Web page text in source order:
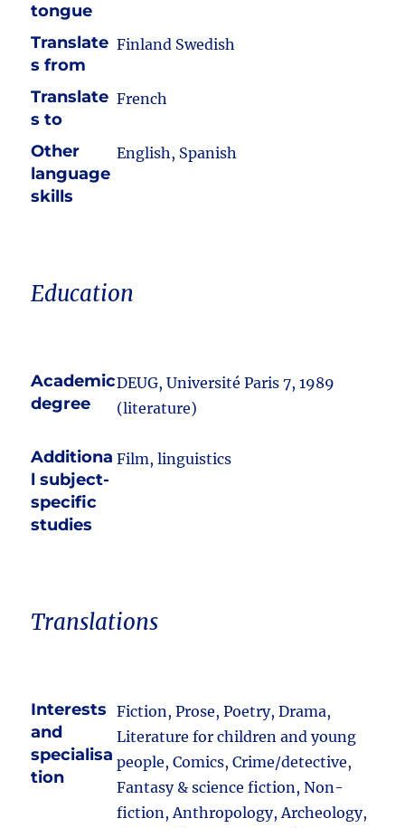
tongue
Translate
s from
Finland Swedish
Translate
s to
French
Other
language
skills
English, Spanish
Education
Academic
degree
DEUG, Université Paris 7, 1989
(literature)
Additiona
l subject-
specific
studies
Film, linguistics
Translations
Interests
and
specialisa
tion
Fiction, Prose, Poetry, Drama,
Literature for children and young
people, Comics, Crime/detective,
Fantasy & science fiction, Non-
fiction, Anthropology, Archeology,